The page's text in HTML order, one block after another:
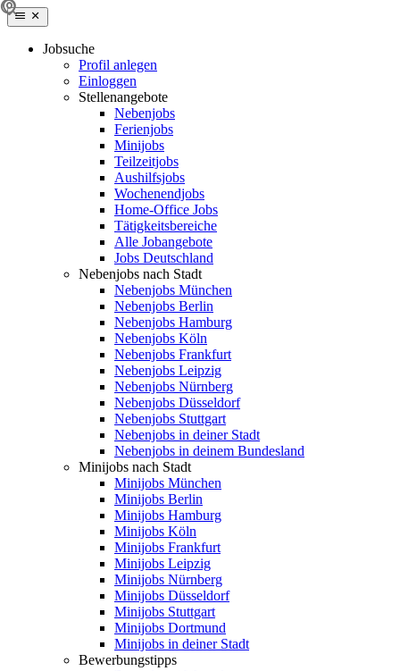
Jobsuche
Profil anlegen
Einloggen
Stellenangebote
Nebenjobs
Ferienjobs
Minijobs
Teilzeitjobs
Aushilfsjobs
Wochenendjobs
Home-Office Jobs
Tätigkeitsbereiche
Alle Jobangebote
Jobs Deutschland
Nebenjobs nach Stadt
Nebenjobs München
Nebenjobs Berlin
Nebenjobs Hamburg
Nebenjobs Köln
Nebenjobs Frankfurt
Nebenjobs Leipzig
Nebenjobs Nürnberg
Nebenjobs Düsseldorf
Nebenjobs Stuttgart
Nebenjobs in deiner Stadt
Nebenjobs in deinem Bundesland
Minijobs nach Stadt
Minijobs München
Minijobs Berlin
Minijobs Hamburg
Minijobs Köln
Minijobs Frankfurt
Minijobs Leipzig
Minijobs Nürnberg
Minijobs Düsseldorf
Minijobs Stuttgart
Minijobs Dortmund
Minijobs in deiner Stadt
Bewerbungstipps